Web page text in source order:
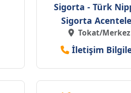
Sigorta - Türk
Sigorta
Tokat/Merkez
İletişim